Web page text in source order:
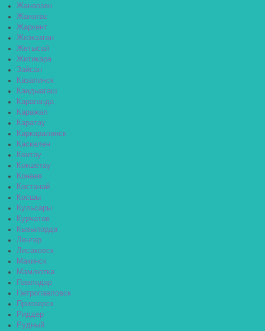
Жанаозен
Жанатас
Жаркент
Жезказган
Жетысай
Житикара
Зайсан
Казалинск
Кандыагаш
Караганда
Каражал
Каратау
Каркаралинск
Каскелен
Кентау
Кокшетау
Конаев
Костанай
Косшы
Кульсары
Курчатов
Кызылорда
Ленгер
Лисаковск
Макинск
Мамлютка
Павлодар
Петропавловск
Приозерск
Риддер
Рудный